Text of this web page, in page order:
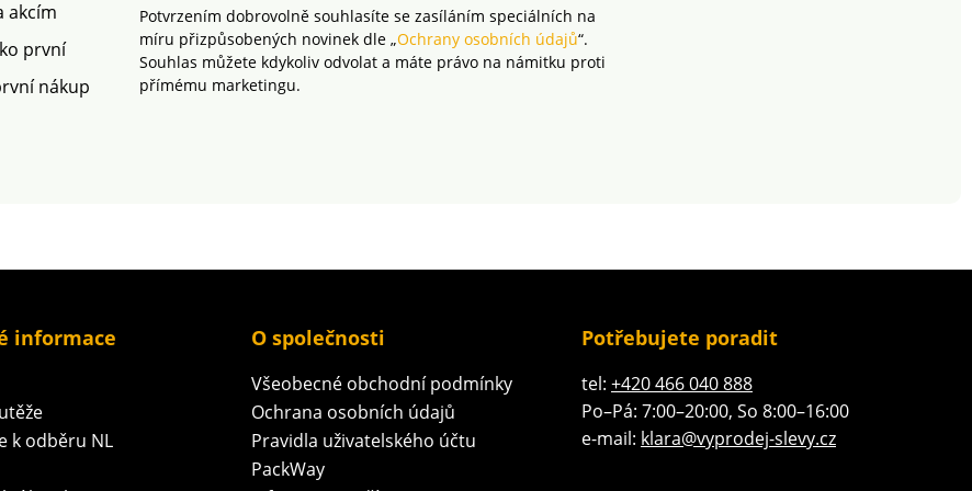
akcím
první
nákup
Potvrzením dobrovolně souhlasíte se zasíláním speciálních na
míru přizpůsobených novinek dle „Ochrany osobních údajů“.
Souhlas můžete kdykoliv odvolat a máte právo na námitku proti
přímému marketingu.
informace
k odběru NL
O společnosti
Všeobecné obchodní podmínky
Ochrana osobních údajů
Pravidla uživatelského účtu
PackWay
Potřebujete poradit
tel: +420 466 040 888
Po–Pá: 7:00–20:00, So 8:00–16:00
e-mail: klara@vyprodej-slevy.cz